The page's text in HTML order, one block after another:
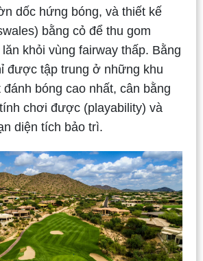
dốc hứng bóng, và thiết kế
bằng cỏ để thu gom
khỏi vùng fairway thấp. Bằng
được tập trung ở những khu
bóng cao nhất, cân bằng
chơi được (playability) và
diện tích bảo trì.